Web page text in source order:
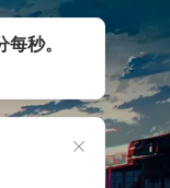
秒。